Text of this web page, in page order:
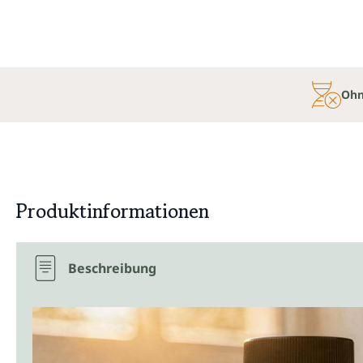
Produktinformationen
Beschreibung